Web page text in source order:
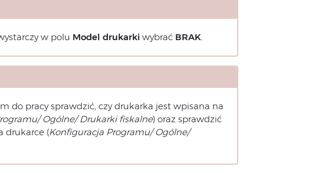
w polu Model drukarkiwybrać BRAK
do pracy sprawdzić, czy drukarka jest wpisana na
Ogólne/ Drukarki fiskalne) oraz sprawdzić
drukarce (Konfiguracja Programu/ Ogólne/